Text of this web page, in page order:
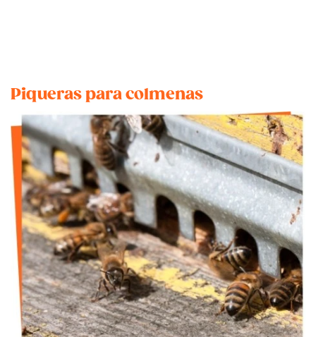
Piqueras para colmenas